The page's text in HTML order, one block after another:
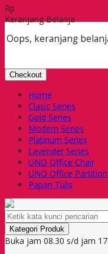
Rp
Keranjang Belanja
Oops, keranjang
Checkout
Home
Clasic Series
Gold Series
Modern Series
Platinum Series
Lavender Series
UNO Office Chair
UNO Office Partition
Papan Tulis
Kategori Produk
Buka jam 08.30 s/d jam